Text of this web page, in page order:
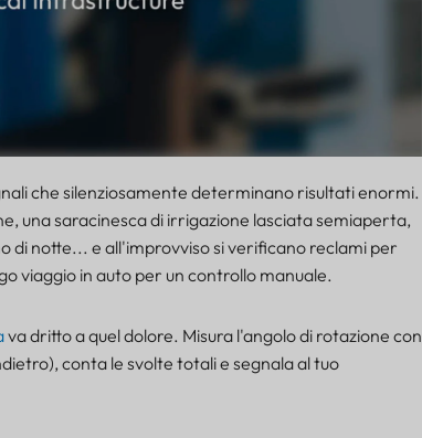
che silenziosamente determinano risultati enormi.
una saracinesca di irrigazione lasciata semiaperta,
notte... e all'improvviso si verificano reclami per
viaggio in auto per un controllo manuale.
va dritto a quel dolore. Misura l'angolo di rotazione con
conta le svolte totali e segnala al tuo